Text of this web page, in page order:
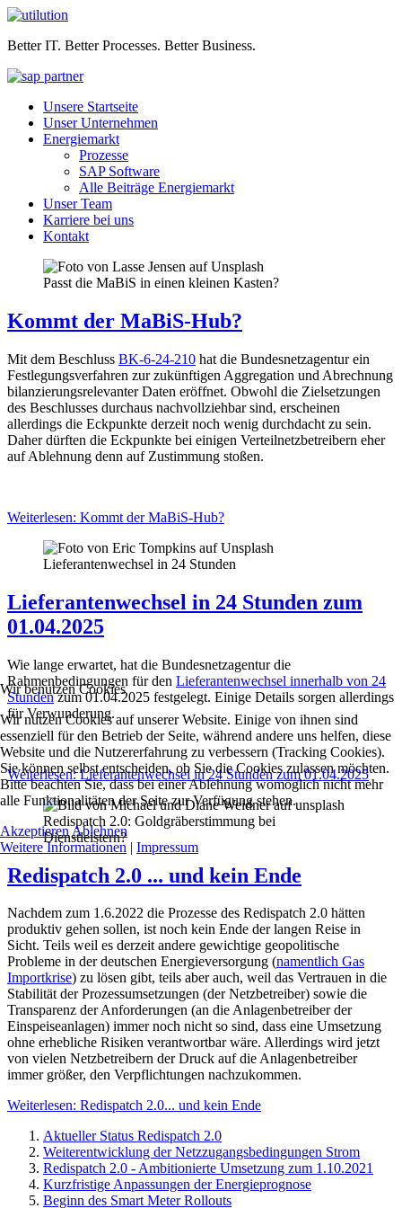
Better IT. Better Processes. Better Business.
Unsere Startseite
Unser Unternehmen
Energiemarkt
Prozesse
SAP Software
Alle Beiträge Energiemarkt
Unser Team
Karriere bei uns
Kontakt
Passt die MaBiS in einen kleinen Kasten?
Kommt der MaBiS-Hub?
Mit dem Beschluss BK-6-24-210 hat die Bundesnetzagentur ein
Festlegungsverfahren zur zukünftigen Aggregation und Abrechnung
bilanzierungsrelevanter Daten eröffnet. Obwohl die Zielsetzungen
des Beschlusses durchaus nachvollziehbar sind, erscheinen
allerdings die Eckpunkte derzeit noch wenig durchdacht zu sein.
Daher dürften die Eckpunkte bei einigen Verteilnetzbetreibern eher
auf Ablehnung denn auf Zustimmung stoßen.
Weiterlesen: Kommt der MaBiS-Hub?
Lieferantenwechsel in 24 Stunden
Lieferantenwechsel in 24 Stunden zum
01.04.2025
Wie lange erwartet, hat die Bundesnetzagentur die
Rahmenbedingungen für den Lieferantenwechsel innerhalb von 24
Stundenzum 01.04.2025 festgelegt. Einige Details sorgen allerdings
für Verwunderung.
Weiterlesen: Lieferantenwechsel in 24 Stunden zum 01.04.2025
Redispatch 2.0: Goldgräberstimmung bei
Dienstleistern?
Redispatch 2.0 ... und kein Ende
Nachdem zum 1.6.2022 die Prozesse des Redispatch 2.0 hätten
produktiv gehen sollen, ist noch kein Ende der langen Reise in
Sicht. Teils weil es derzeit andere gewichtige geopolitische
Probleme in der deutschen Energieversorgung (namentlich Gas
Importkrise) zu lösen gibt, teils aber auch, weil das Vertrauen in die
Stabilität der Prozessumsetzungen (der Netzbetreiber) sowie die
Transparenz der Anforderungen (an die Anlagenbetreiber der
Einspeiseanlagen) immer noch nicht so sind, dass eine Umsetzung
ohne erhebliche Risiken verantwortbar wäre. Allerdings wird jetzt
von vielen Netzbetreibern der Druck auf die Anlagenbetreiber
immer größer, den Verpflichtungen nachzukommen.
Weiterlesen: Redispatch 2.0... und kein Ende
Aktueller Status Redispatch 2.0
Weiterentwicklung der Netzzugangsbedingungen Strom
Redispatch 2.0 - Ambitionierte Umsetzung zum 1.10.2021
Kurzfristige Anpassungen der Energieprognose
Beginn des Smart Meter Rollouts
Wir benutzen Cookies
Wir nutzen Cookies auf unserer Website. Einige von ihnen sind
essenziell für den Betrieb der Seite, während andere uns helfen, diese
Website und die Nutzererfahrung zu verbessern (Tracking Cookies).
Sie können selbst entscheiden, ob Sie die Cookies zulassen möchten.
Bitte beachten Sie, dass bei einer Ablehnung womöglich nicht mehr
alle Funktionalitäten der Seite zur Verfügung stehen.
AkzeptierenAblehnen
Weitere Informationen | Impressum